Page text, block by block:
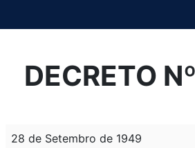
DECRETO
28 de Setembro de 1949